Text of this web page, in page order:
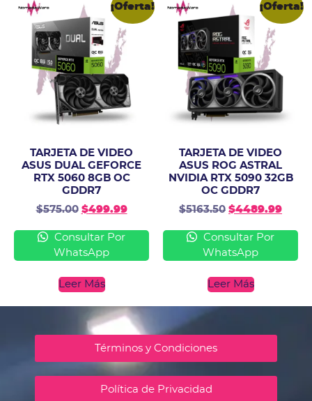
¡Oferta!
TARJETA DE VIDEO
ASUS DUAL GEFORCE
RTX 5060 8GB OC
GDDR7
$575.00 $499.99
Consultar Por
WhatsApp
Leer Más
¡Oferta!
TARJETA DE VIDEO
ASUS ROG ASTRAL
NVIDIA RTX 5090 32GB
OC GDDR7
$5163.50 $4489.99
Consultar Por
WhatsApp
Leer Más
Términos y Condiciones
Política de Privacidad